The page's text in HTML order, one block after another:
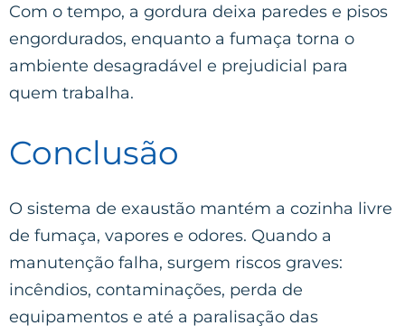
Com o tempo, a gordura deixa paredes e pisos
engordurados, enquanto a fumaça torna o
ambiente desagradável e prejudicial para
quem trabalha.
Conclusão
O sistema de exaustão mantém a cozinha livre
de fumaça, vapores e odores. Quando a
manutenção falha, surgem riscos graves:
incêndios, contaminações, perda de
equipamentos e até a paralisação das